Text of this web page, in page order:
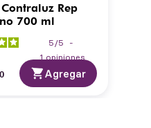
Rep
700 ml
5 /5
-
1 opiniones
Agregar